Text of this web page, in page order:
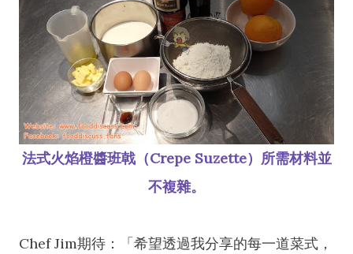
法式火焰橙醬班戟（Crepe Suzette）所需材料並
不複雜。
Chef Jim期待：「希望透過我分享的每一道菜式，